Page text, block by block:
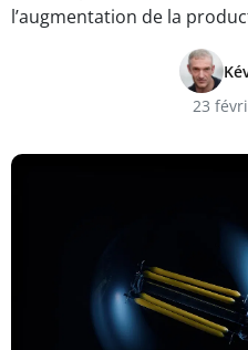
l’augmentation de la
23